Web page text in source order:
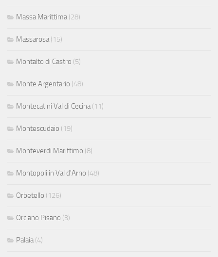
Massa Marittima (28)
Massarosa (15)
Montalto di Castro (5)
Monte Argentario (48)
Montecatini Val di Cecina (11)
Montescudaio (19)
Monteverdi Marittimo (8)
Montopoli in Val d'Arno (48)
Orbetello (126)
Orciano Pisano (3)
Palaia (4)